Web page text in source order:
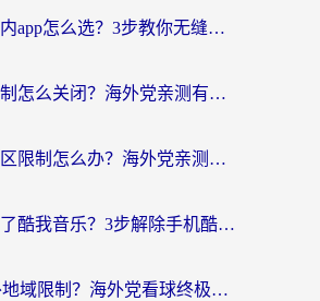
美国翻回国内app怎么选？3步教你无缝刷剧、登12123、访问国内网站
优酷地域限制怎么关闭？海外党亲测有效的追剧加速器选择指南
抖音音乐地区限制怎么办？海外党亲测有效的听歌自由指南
在国外听不了酷我音乐？3步解除手机酷我音乐海外限制，附实测好用加速器
PP体育国外地域限制？海外党看球终极方案：从欧洲杯到奥运会，中文解说不卡顿！